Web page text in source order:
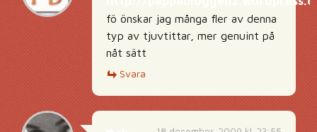
fö önskar jag många fler av denna
typ av tjuvtittar, mer genuint på
nåt sätt
Svara